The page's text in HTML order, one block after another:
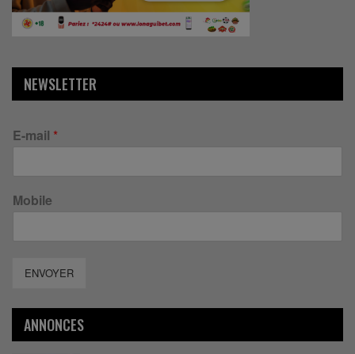
NEWSLETTER
E-mail *
Mobile
ENVOYER
ANNONCES